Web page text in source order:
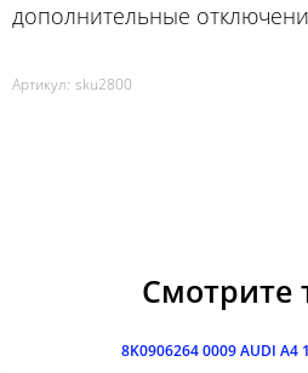
дополнительные
Артикул: sku2800
Смотрите
8K0906264 0009 AUDI A4